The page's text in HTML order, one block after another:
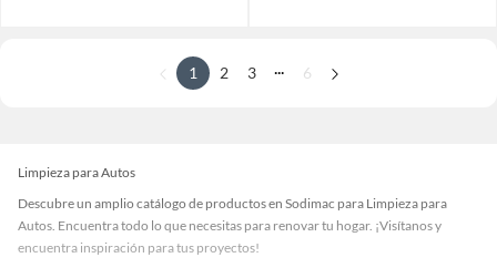
1 2 3 ... 6
Limpieza para Autos
Descubre un amplio catálogo de productos en Sodimac para Limpieza para
Autos. Encuentra todo lo que necesitas para renovar tu hogar. ¡Visítanos y
encuentra inspiración para tus proyectos!